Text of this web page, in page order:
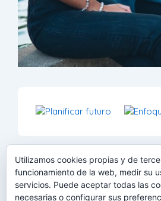
DATOS DE LA IMAGEN
Utilizamos cookies propias y de
funcionamiento de la web, medir su
servicios. Puede aceptar todas las
necesarias o configurar sus